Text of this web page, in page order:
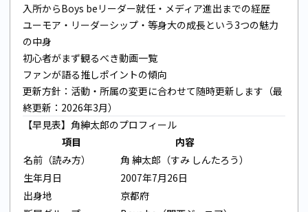
入所からBoys beリーダー就任・メディア進出までの経歴
ユーモア・リーダーシップ・等身大の成長という3つの魅力
の中身
初心者がまず観るべき動画一覧
ファンが語る推しポイントの傾向
更新方針：活動・所属の変更に合わせて随時更新します（最
終更新：2026年3月）
【早見表】角紳太郎のプロフィール
項目
内容
名前（読み方）
角 紳太郎（すみ しんたろう）
生年月日
2007年7月26日
出身地
京都府